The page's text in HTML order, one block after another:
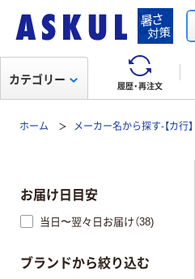
履歴・再注文
カテゴリー
ホーム メーカー名から探す-【カ行】
お届け日目安
当日〜翌々日お届け（38)
ブランドから絞り込む